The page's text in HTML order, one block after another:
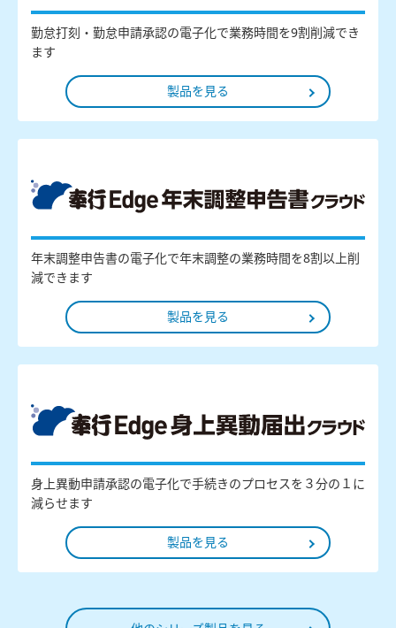
勤怠打刻・勤怠申請承認の電子化で業務時間を9割削減でき
ます
製品を見る
年末調整申告書の電子化で年末調整の業務時間を8割以上削
減できます
製品を見る
身上異動申請承認の電子化で手続きのプロセスを３分の１に
減らせます
製品を見る